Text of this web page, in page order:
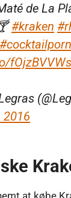
de La
#kraken
#cocktailporn
2016